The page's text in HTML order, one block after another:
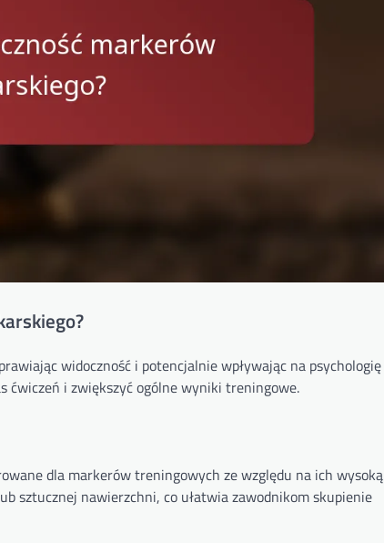
widoczność i potencjalnie wpływając na psychologię
ćwiczeń i zwiększyć ogólne wyniki treningowe.
dla markerów treningowych ze względu na ich wysoką
sztucznej nawierzchni, co ułatwia zawodnikom skupienie